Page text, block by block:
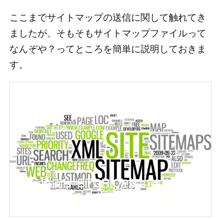
ここまでサイトマップの送信に関して触れてき
ましたが、そもそもサイトマップファイルって
なんぞや？ってところを簡単に説明しておきま
す。